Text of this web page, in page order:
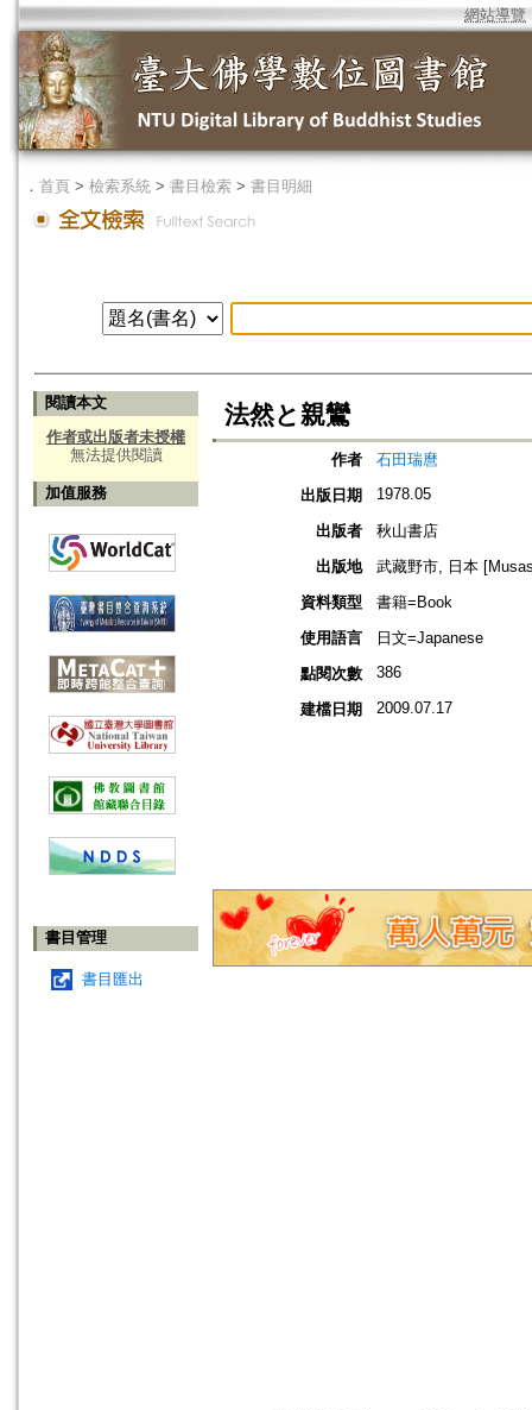
網站導覽
． 首頁 > 檢索系統 > 書目檢索 > 書目明細
閱讀本文
作者或出版者未授權
無法提供閱讀
加值服務
書目管理
書目匯出
法然と親鸞
作者
石田瑞麿
出版日期
1978.05
出版者
秋山書店
出版地
武藏野市, 日本
資料類型
書籍=Book
使用語言
日文=Japanese
點閱次數
386
建檔日期 2009.07.17